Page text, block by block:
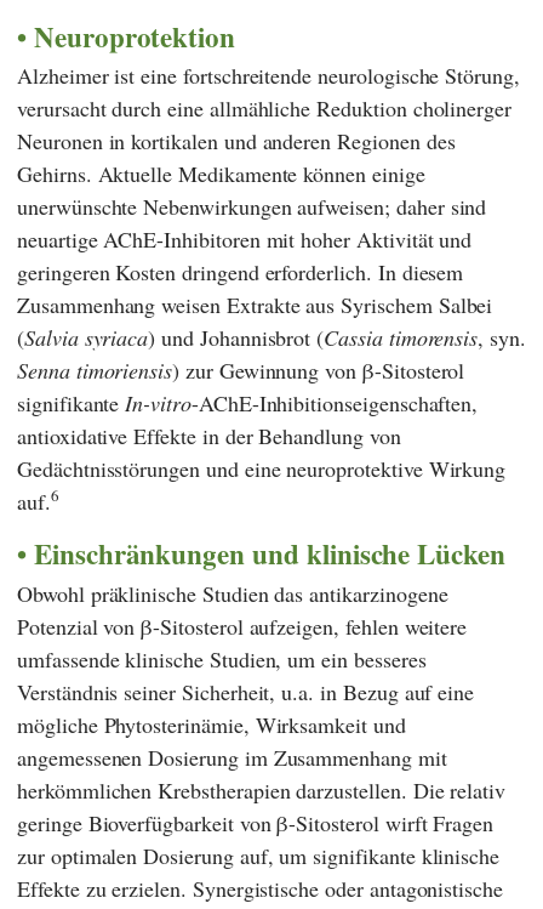
Neuroprotektion
Alzheimer ist eine fortschreitende neurologische Störung,
verursacht durch eine allmähliche Reduktion cholinerger
Neuronen in kortikalen und anderen Regionen des
Gehirns. Aktuelle Medikamente können einige
unerwünschte Nebenwirkungen aufweisen; daher sind
neuartige AChE-Inhibitoren mit hoher Aktivität und
geringeren Kosten dringend erforderlich. In diesem
Zusammenhang weisen Extrakte aus Syrischem Salbei
(Salvia syriaca) und Johannisbrot (Cassia timorensis, syn.
Senna timoriensis) zur Gewinnung von β-Sitosterol
signifikanteIn-vitro-AChE-Inhibitionseigenschaften,
antioxidative Effekte in der Behandlung von
Gedächtnisstörungen und eine neuroprotektive Wirkung
auf.6
Einschränkungen und klinische Lücken
Obwohl präklinische Studien das antikarzinogene
Potenzial von β-Sitosterol aufzeigen, fehlen weitere
umfassende klinische Studien, um ein besseres
Verständnis seiner Sicherheit, u.a. in Bezug auf eine
mögliche Phytosterinämie, Wirksamkeit und
angemessenen Dosierung im Zusammenhang mit
herkömmlichen Krebstherapien darzustellen. Die relativ
geringe Bioverfügbarkeit von β-Sitosterol wirft Fragen
zur optimalen Dosierung auf, um signifikante klinische
Effekte zu erzielen. Synergistische oder antagonistische